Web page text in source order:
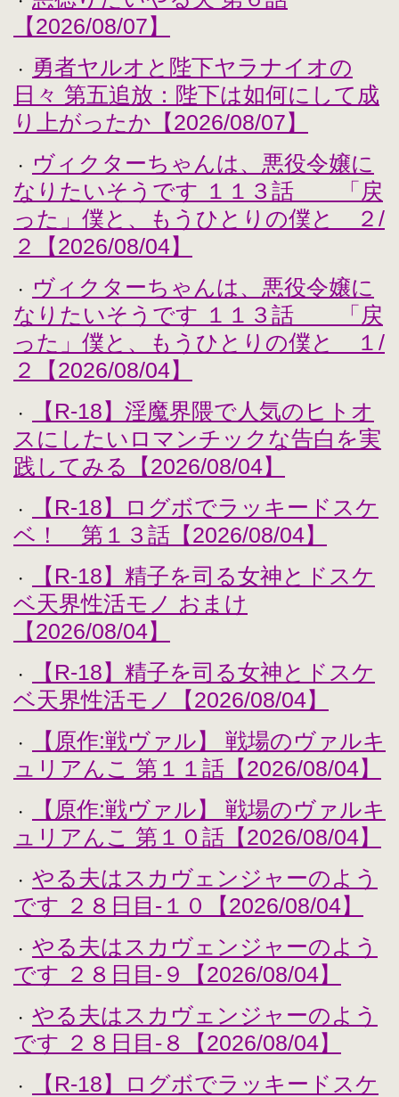
【2026/08/07】
・
勇者ヤルオと陛下ヤラナイオの
日々 第五追放：陛下は如何にして成
り上がったか【2026/08/07】
・
ヴィクターちゃんは、悪役令嬢に
なりたいそうです １１３話 「戻
った」僕と、もうひとりの僕と ２/
２【2026/08/04】
・
ヴィクターちゃんは、悪役令嬢に
なりたいそうです １１３話 「戻
った」僕と、もうひとりの僕と １/
２【2026/08/04】
・
【R-18】淫魔界隈で人気のヒトオ
スにしたいロマンチックな告白を実
践してみる【2026/08/04】
・
【R-18】ログボでラッキードスケ
ベ！ 第１３話【2026/08/04】
・
【R-18】精子を司る女神とドスケ
ベ天界性活モノ おまけ
【2026/08/04】
・
【R-18】精子を司る女神とドスケ
ベ天界性活モノ【2026/08/04】
・
【原作:戦ヴァル】 戦場のヴァルキ
ュリアんこ 第１１話【2026/08/04】
・
【原作:戦ヴァル】 戦場のヴァルキ
ュリアんこ 第１０話【2026/08/04】
・
やる夫はスカヴェンジャーのよう
です ２８日目-１０【2026/08/04】
・
やる夫はスカヴェンジャーのよう
です ２８日目-９【2026/08/04】
・
やる夫はスカヴェンジャーのよう
です ２８日目-８【2026/08/04】
・
【R-18】ログボでラッキードスケ